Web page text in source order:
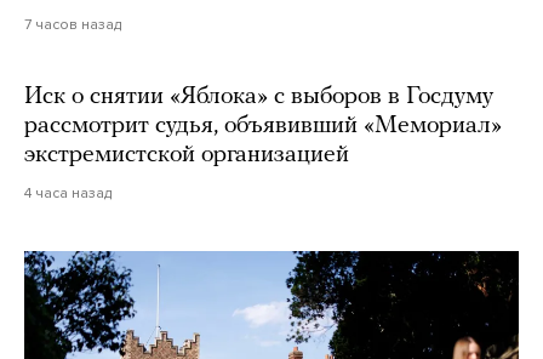
7 часов назад
Иск о снятии «Яблока» с выборов в Госдуму
рассмотрит судья, объявивший «Мемориал»
экстремистской организацией
4 часа назад